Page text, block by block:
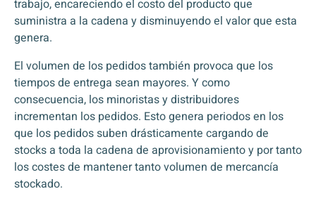
trabajo, encareciendo el costo del producto que
suministra a la cadena y disminuyendo el valor que esta
genera.
El volumen de los pedidos también provoca que los
tiempos de entrega sean mayores. Y como
consecuencia, los minoristas y distribuidores
incrementan los pedidos. Esto genera periodos en los
que los pedidos suben drásticamente cargando de
stocks a toda la cadena de aprovisionamiento y por tanto
los costes de mantener tanto volumen de mercancía
stockado.